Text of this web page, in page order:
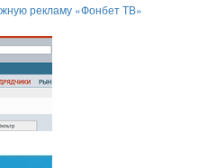
рекламу «Фонбет ТВ»